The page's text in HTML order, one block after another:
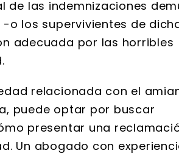
de las indemnizaciones
o los supervivientes de
adecuada por las horribles
relacionada con el
puede optar por buscar
presentar una
Un abogado con